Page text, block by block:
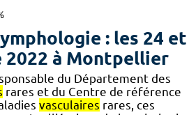
: les 24 et
2022 à Montpellier
du Département des
rares et du Centre de référence
vasculaires rares, ces